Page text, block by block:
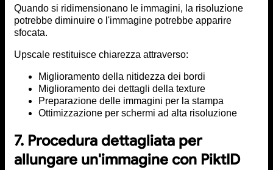
Quando si ridimensionano le immagini, la risoluzione
potrebbe diminuire o l'immagine potrebbe apparire
sfocata.
Upscale restituisce chiarezza attraverso:
Miglioramento della nitidezza dei bordi
Miglioramento dei dettagli della texture
Preparazione delle immagini per la stampa
Ottimizzazione per schermi ad alta risoluzione
7. Procedura dettagliata per
allungare un'immagine con PiktID